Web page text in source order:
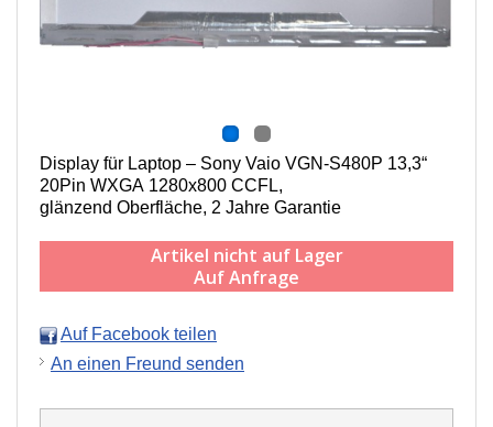
Display für Laptop – Sony Vaio VGN-S480P 13,3“
20Pin WXGA 1280x800 CCFL,
g länzend Oberfläche, 2 Jahre Garantie
Artikel nicht auf Lager
Auf Anfrage
Auf Facebook teilen
An einen Freund senden